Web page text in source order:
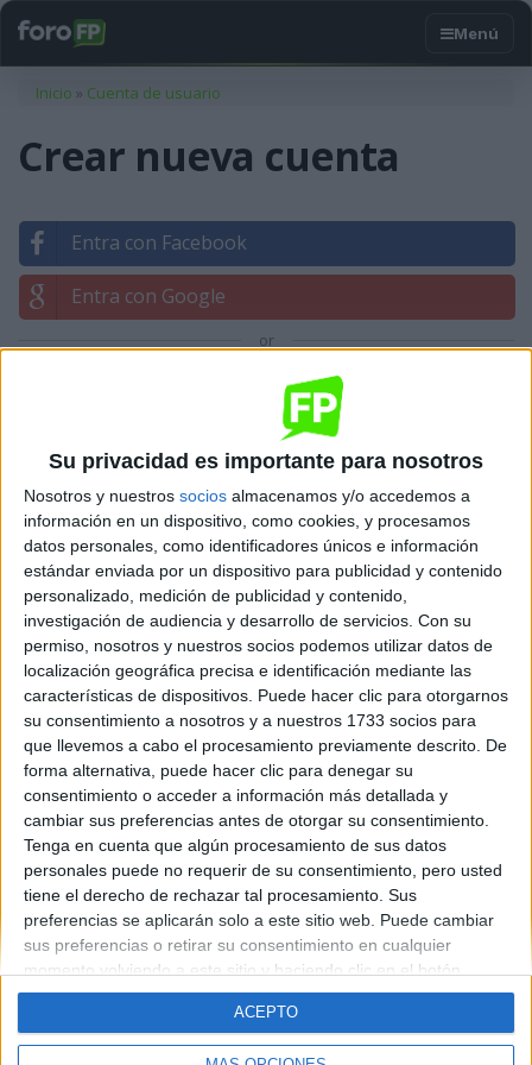
Su privacidad es importante para nosotros
Nosotros y nuestros socios almacenamos y/o accedemos a
información en un dispositivo, como cookies, y procesamos
datos personales, como identificadores únicos e información
estándar enviada por un dispositivo para publicidad y contenido
personalizado, medición de publicidad y contenido,
investigación de audiencia y desarrollo de servicios. Con su
permiso, nosotros y nuestros socios podemos utilizar datos de
localización geográfica precisa e identificación mediante las
características de dispositivos. Puede hacer clic para otorgarnos
su consentimiento a nosotros y a nuestros 1733 socios para
que llevemos a cabo el procesamiento previamente descrito. De
forma alternativa, puede hacer clic para denegar su
consentimiento o acceder a información más detallada y
cambiar sus preferencias antes de otorgar su consentimiento.
Tenga en cuenta que algún procesamiento de sus datos
personales puede no requerir de su consentimiento, pero usted
tiene el derecho de rechazar tal procesamiento. Sus
preferencias se aplicarán solo a este sitio web. Puede cambiar
sus preferencias o retirar su consentimiento en cualquier
momento volviendo a este sitio y haciendo clic en el botón
"Privacidad" en la parte inferior de la página web.
ACEPTO
Usted está aquí
Inicio » Cuenta de usuario
Crear nueva cuenta
Entra con Facebook
Entra con Google
or
Contáctanos
Dirección: Diego de León 47, 28006 Madrid
Phone: +34 91 593 2767
Email: info@forofp.es
Información legal
Política de privacidad
Condiciones generales de contratación
Política de cookies
© Compás Mediterráneo SL. Todos los derechos reservados.